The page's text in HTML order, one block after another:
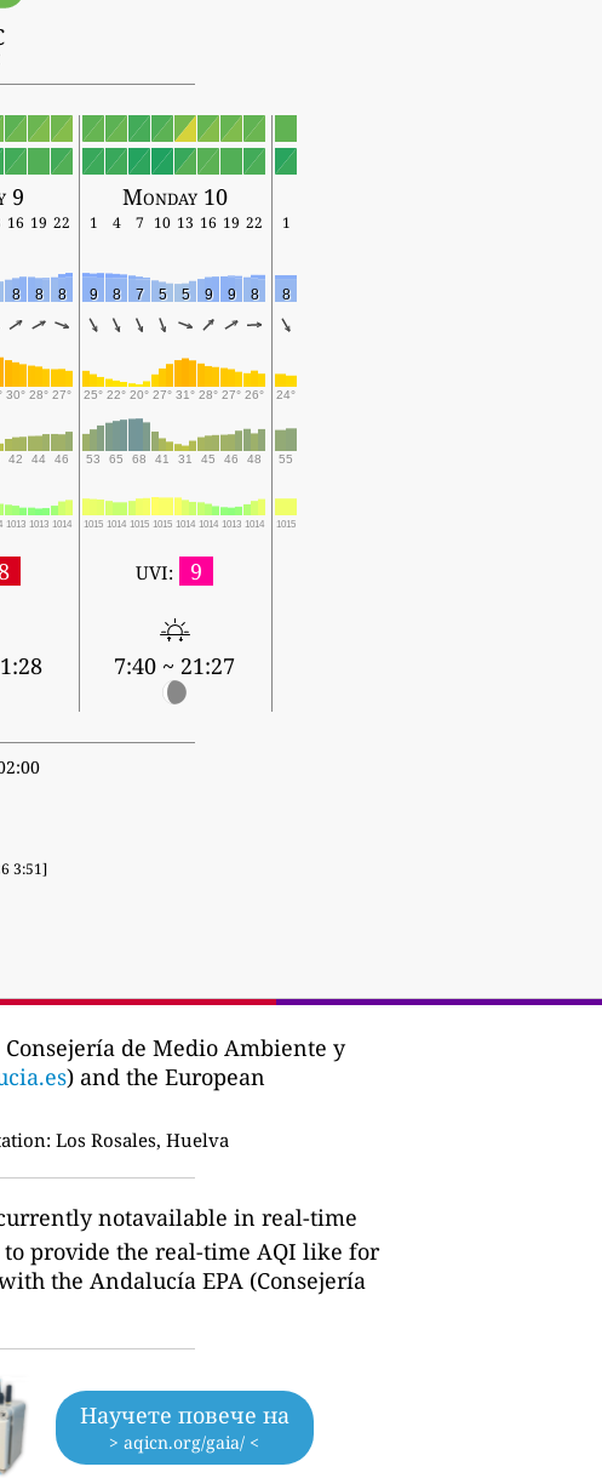
9 Monday 10
16 19 22 1 4 7 10 13 16 19 22
1
8 8 8 9 8 7 5 5 9 9 8 8
30° 28° 27° 25° 22° 20° 27° 31° 28° 27° 26° 24°
42 44 46 53 65 68 41 31 45 46 48 55
1013 1013 1014 1015 1014 1015 1015 1014 1014 1013 1014 1015
UVI: 9
7:40 ~ 21:27
3:51]
Consejería de Medio Ambiente y
) and the European
Los Rosales, Huelva
notavailable in real-time
provide the real-time AQI like for
the Andalucía EPA (Consejería
Научете повече на
> aqicn.org/gaia/ <